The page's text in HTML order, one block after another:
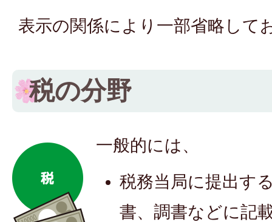
表示の関係により一部省略して
税の分野
一般的には、
税務当局に提出す
書、調書などに記